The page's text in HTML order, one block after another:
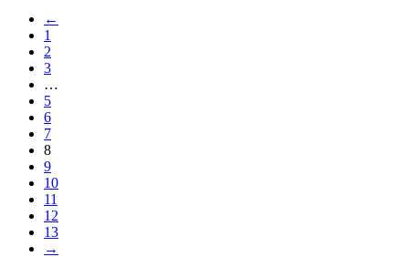
←
1
2
3
…
5
6
7
8
9
10
11
12
13
→